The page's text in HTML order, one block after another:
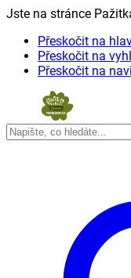
Jste na stránce
Přeskočit na
Přeskočit na
Přeskočit na